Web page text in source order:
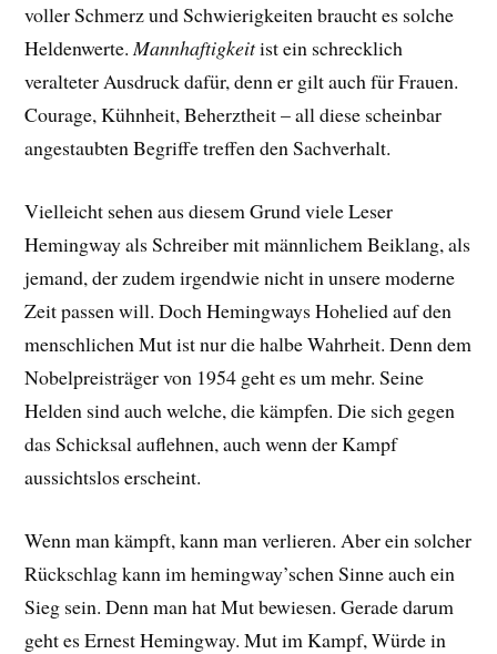
voller Schmerz und Schwierigkeiten braucht es solche
Heldenwerte.Mannhaftigkeitist ein schrecklich
veralteter Ausdruck dafür, denn er gilt auch für Frauen.
Courage, Kühnheit, Beherztheit – all diese scheinbar
angestaubten Begriffe treffen den Sachverhalt.
Vielleicht sehen aus diesem Grund viele Leser
Hemingway als Schreiber mit männlichem Beiklang, als
jemand, der zudem irgendwie nicht in unsere moderne
Zeit passen will. Doch Hemingways Hohelied auf den
menschlichen Mut ist nur die halbe Wahrheit. Denn dem
Nobelpreisträger von 1954 geht es um mehr. Seine
Helden sind auch welche, die kämpfen. Die sich gegen
das Schicksal auflehnen, auch wenn der Kampf
aussichtslos erscheint.
Wenn man kämpft, kann man verlieren. Aber ein solcher
Rückschlag kann im hemingway’schen Sinne auch ein
Sieg sein. Denn man hat Mut bewiesen. Gerade darum
geht es Ernest Hemingway. Mut im Kampf, Würde in